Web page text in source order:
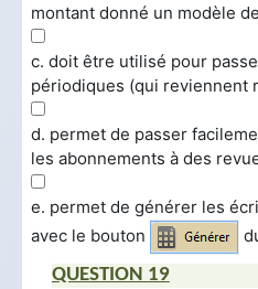
montant donné un modèle
c. doit être utilisé pour
périodiques (qui reviennent
d. permet de passer
les abonnements à des
e. permet de générer les
avec le bouton
QUESTION 19